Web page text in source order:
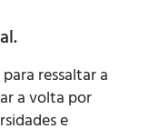
ressaltar a
a volta por
e